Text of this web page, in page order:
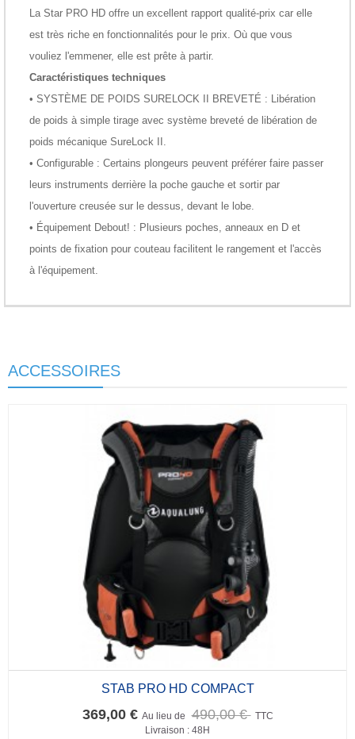
La Star PRO HD offre un excellent rapport qualité-prix car elle
est très riche en fonctionnalités pour le prix. Où que vous
vouliez l'emmener, elle est prête à partir.
Caractéristiques techniques
• SYSTÈME DE POIDS SURELOCK II BREVETÉ : Libération
de poids à simple tirage avec système breveté de libération de
poids mécanique SureLock II.
• Configurable : Certains plongeurs peuvent préférer faire passer
leurs instruments derrière la poche gauche et sortir par
l'ouverture creusée sur le dessus, devant le lobe.
• Équipement Debout! : Plusieurs poches, anneaux en D et
points de fixation pour couteau facilitent le rangement et l'accès
à l'équipement.
ACCESSOIRES
STAB PRO HD COMPACT
369,00 € Au lieu de 490,00 € TTC
Livraison : 48H